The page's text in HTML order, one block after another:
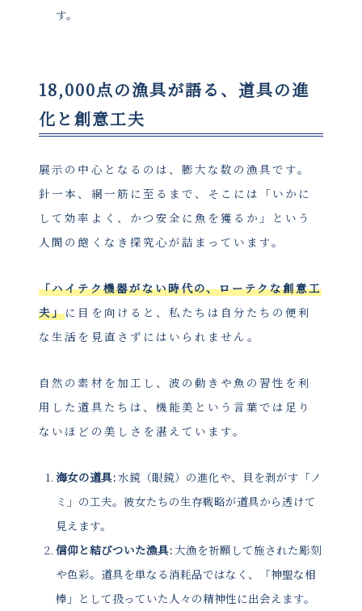
す。
18,000点の漁具が語る、道具の進
化と創意工夫
展示の中心となるのは、膨大な数の漁具です。
針一本、網一筋に至るまで、そこには「いかに
して効率よく、かつ安全に魚を獲るか」という
人間の飽くなき探究心が詰まっています。
「ハイテク機器がない時代の、ローテクな創意工
夫」に目を向けると、私たちは自分たちの便利
な生活を見直さずにはいられません。
自然の素材を加工し、波の動きや魚の習性を利
用した道具たちは、機能美という言葉では足り
ないほどの美しさを湛えています。
海女の道具:水鏡（眼鏡）の進化や、貝を剥がす「ノ
ミ」の工夫。彼女たちの生存戦略が道具から透けて
見えます。
信仰と結びついた漁具:大漁を祈願して施された彫刻
や色彩。道具を単なる消耗品ではなく、「神聖な相
棒」として扱っていた人々の精神性に出会えます。